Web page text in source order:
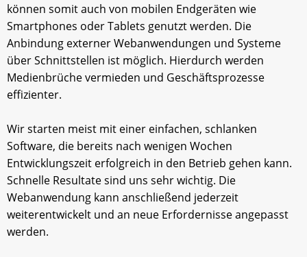
können somit auch von mobilen Endgeräten wie
Smartphones oder Tablets genutzt werden. Die
Anbindung externer Webanwendungen und Systeme
über Schnittstellen ist möglich. Hierdurch werden
Medienbrüche vermieden und Geschäftsprozesse
effizienter.
Wir starten meist mit einer einfachen, schlanken
Software, die bereits nach wenigen Wochen
Entwicklungszeit erfolgreich in den Betrieb gehen kann.
Schnelle Resultate sind uns sehr wichtig. Die
Webanwendung kann anschließend jederzeit
weiterentwickelt und an neue Erfordernisse angepasst
werden.